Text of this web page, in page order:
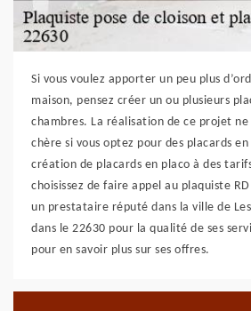
Si vous voulez apporter un peu plus
maison, pensez créer un ou plusieurs
chambres. La réalisation de ce projet ne
chère si vous optez pour des placards
création de placards en placo à des
choisissez de faire appel au plaquiste
un prestataire réputé dans la ville de
dans le 22630 pour la qualité de ses
pour en savoir plus sur ses offres.